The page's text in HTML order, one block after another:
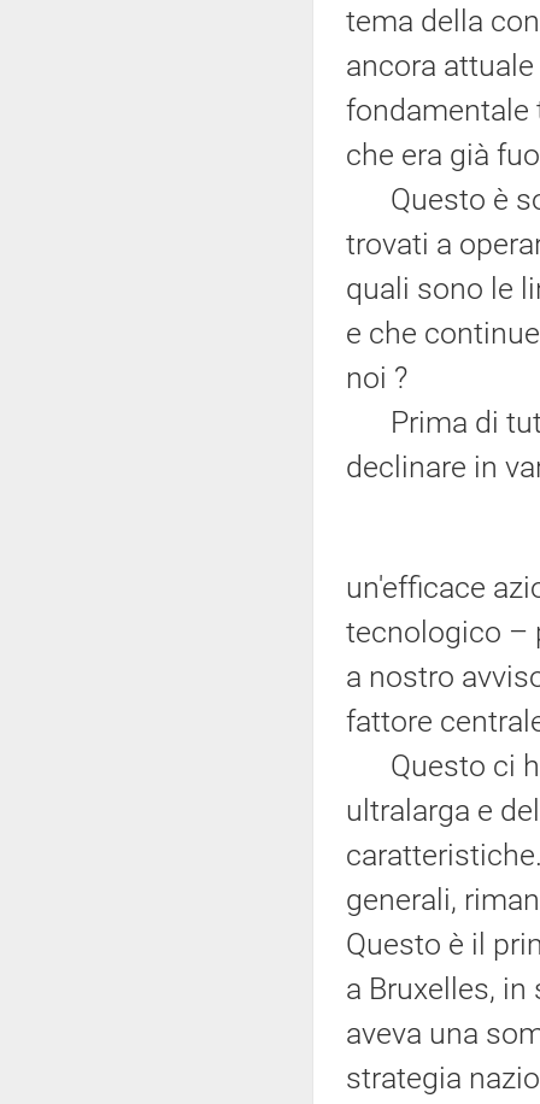
tema della
ancora
fondamentale
che era già
Questo è
trovati a
quali sono le
e che
noi ?
Prima di
declinare in
un'efficace
tecnologico –
a nostro
fattore
Questo ci
ultralarga e
generali,
Questo è il
a Bruxelles,
aveva una
strategia